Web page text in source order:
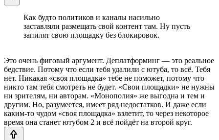
Как будто политиков и каналы насильно
заставляли размещать свой контент там. Ну пусть
запилят свою площадку без блокировок.
Это очень фиговый аргумент. Деплатформинг — это реальное
бедствие. Потому что если тебя удалили с ютуба, то всё. Тебя
нет. Никакая «своя площадка» тебе не поможет, потому что
никто там тебя смотреть не будет. «Свои площадки» не нужны
ни зрителям, ни авторам. «Монополия» же выгодна и тем и
другим. Но, разумеется, имеет ряд недостатков. И даже если
каким-то чудом «своя площадка» взлетит, то через некоторое
время она станет ютубом 2 и всё пойдёт на второй круг.